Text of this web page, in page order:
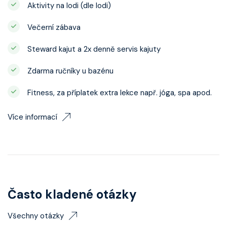
Aktivity na lodi (dle lodi)
Večerní zábava
Steward kajut a 2x denně servis kajuty
Zdarma ručníky u bazénu
Fitness, za příplatek extra lekce např. jóga, spa apod.
Více informací
Často kladené otázky
Všechny otázky